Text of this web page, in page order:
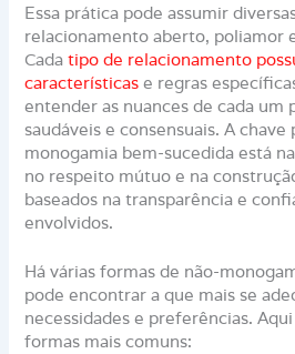
Essa prática pode assumir
relacionamento aberto, poliamor
Cadatipo de relacionamento
características e regras
entender as nuances de cada um
saudáveis e consensuais. A chave
monogamia bem-sucedida está
no respeito mútuo e na
baseados na transparência e
envolvidos.
Há várias formas de não-
pode encontrar a que mais se
necessidades e preferências.
formas mais comuns: